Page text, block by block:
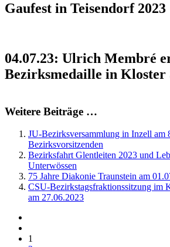
Gaufest in Teisendorf 2023
04.07.23: Ulrich Membré
Bezirksmedaille in Kloster
Weitere Beiträge …
JU-Bezirksversammlung in Inzell am
Bezirksvorsitzenden
Bezirksfahrt Glentleiten 2023 und
Unterwössen
75 Jahre Diakonie Traunstein am
CSU-Bezirkstagsfraktionssitzung im
am 27.06.2023
1